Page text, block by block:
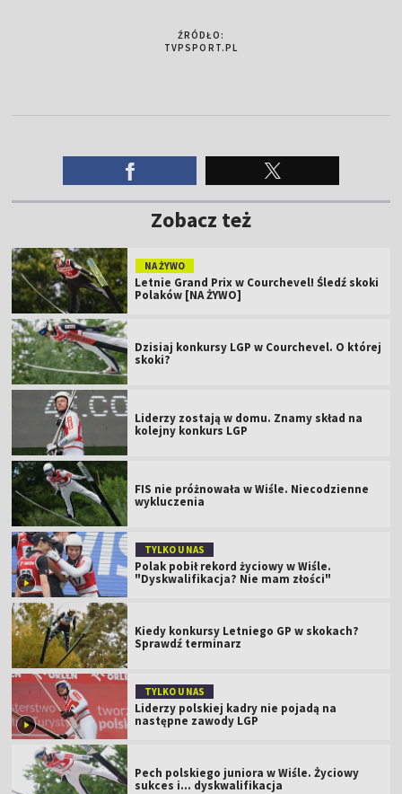
ŹRÓDŁO:
TVPSPORT.PL
Zobacz też
NA ŻYWO
Letnie Grand Prix w Courchevel! Śledź skoki
Polaków [NA ŻYWO]
Dzisiaj konkursy LGP w Courchevel. O której
skoki?
Liderzy zostają w domu. Znamy skład na
kolejny konkurs LGP
FIS nie próżnowała w Wiśle. Niecodzienne
wykluczenia
TYLKO U NAS
Polak pobił rekord życiowy w Wiśle.
"Dyskwalifikacja? Nie mam złości"
Kiedy konkursy Letniego GP w skokach?
Sprawdź terminarz
TYLKO U NAS
Liderzy polskiej kadry nie pojadą na
następne zawody LGP
Pech polskiego juniora w Wiśle. Życiowy
sukces i... dyskwalifikacja